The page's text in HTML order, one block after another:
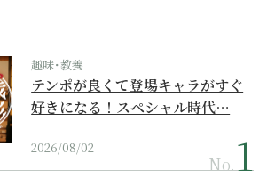
趣味･教養
テンポが良くて登場キャラがすぐ
好きになる！スペシャル時代…
2026/08/02
No.